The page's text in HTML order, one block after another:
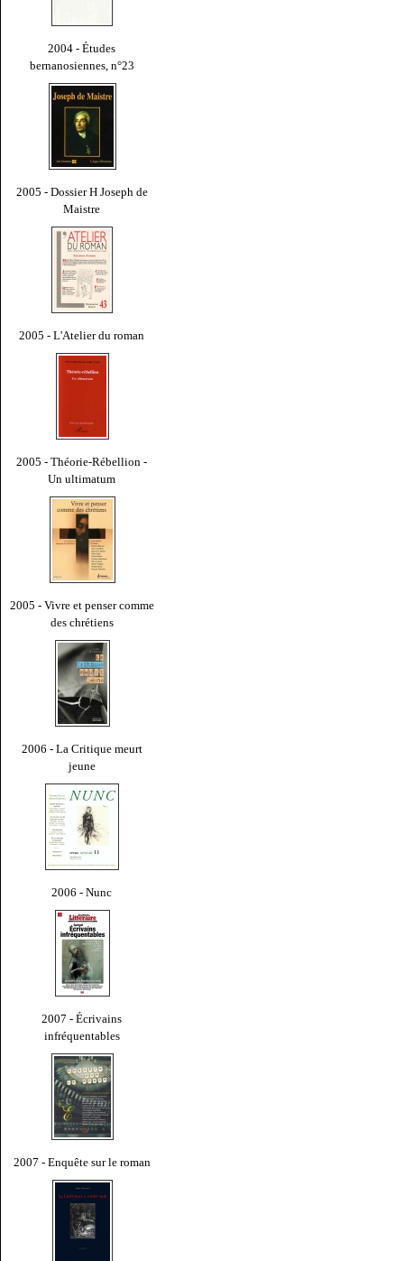
2004 - Études
bernanosiennes, n°23
2005 - Dossier H Joseph de
Maistre
2005 - L'Atelier du roman
2005 - Théorie-Rébellion -
Un ultimatum
2005 - Vivre et penser comme
des chrétiens
2006 - La Critique meurt
jeune
2006 - Nunc
2007 - Écrivains
infréquentables
2007 - Enquête sur le roman